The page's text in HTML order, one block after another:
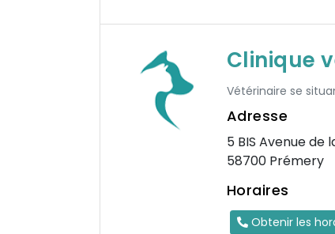
Clinique
Vétérinaire se
Adresse
5 BIS Avenue de
58700 Prémery
Horaires
Obtenir les